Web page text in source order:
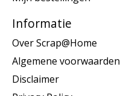
Informatie
Over Scrap@Home
Algemene voorwaarden
Disclaimer